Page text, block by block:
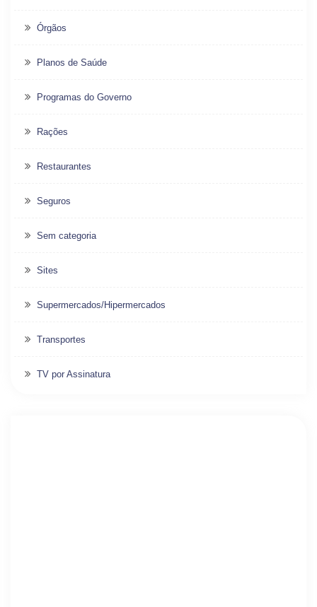
Órgãos
Planos de Saúde
Programas do Governo
Rações
Restaurantes
Seguros
Sem categoria
Sites
Supermercados/Hipermercados
Transportes
TV por Assinatura